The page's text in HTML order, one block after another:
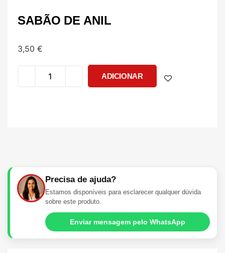
SABÃO DE ANIL
3,50 €
ADICIONAR
Precisa de ajuda?
Estamos disponíveis para esclarecer qualquer dúvida
sobre este produto.
Enviar mensagem pelo WhatsApp